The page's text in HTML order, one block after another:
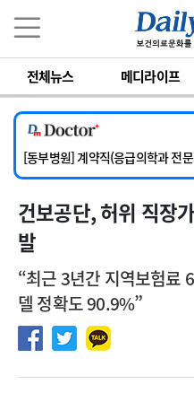
전체뉴스 메디라이프
[서울아산병원] 2026년 하반기 인턴
[영남대학교의료원] 마취통증의학
[충남대학교병원] 소아청소년과(
[동부병원] 계약직(응급의학과 전
[이대목동병원] 하반기 전공의(레
[서울아산병원] 2026년 하반기 인
[영남대학교의료원] 마취통증의학
건보공단, 허위 직장
발
“최근 3년간 지역보험료
델 정확도 90.9%”